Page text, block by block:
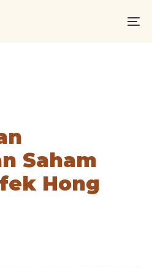
Saham
Hong